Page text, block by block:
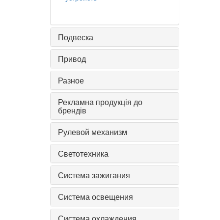
Подвеска
Привод
Разное
Рекламна продукція до
брендів
Рулевой механизм
Светотехника
Система зажигания
Система освещения